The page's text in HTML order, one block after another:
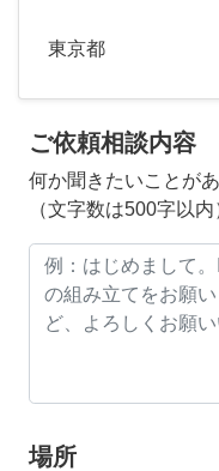
東京都
ご依頼相談内容
何か聞きたいことが
（文字数は500字以内
場所